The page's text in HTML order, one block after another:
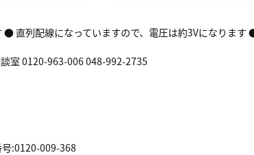
直列配線になっていますので、電圧は約3Vになります
室 0120-963-006 048-992-2735
:0120-009-368